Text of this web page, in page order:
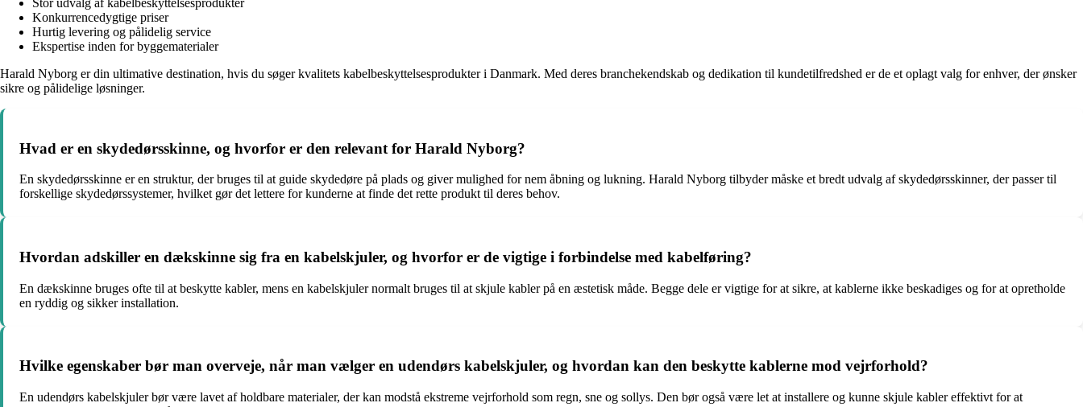
Konkurrencedygtige priser
Hurtig levering og pålidelig service
Ekspertise inden for byggematerialer
Harald Nyborg er din ultimative destination, hvis du søger kvalitets kabelbeskyttelsesprodukter i Danmark. Med deres branchekendskab og dedikation til kundetilfredshed er de et oplagt valg for enhver, der ønsker
sikre og pålidelige løsninger.
Hvad er en skydedørsskinne, og hvorfor er den relevant for Harald Nyborg?
En skydedørsskinne er en struktur, der bruges til at guide skydedøre på plads og giver mulighed for nem åbning og lukning. Harald Nyborg tilbyder måske et bredt udvalg af skydedørsskinner, der passer til
forskellige skydedørssystemer, hvilket gør det lettere for kunderne at finde det rette produkt til deres behov.
Hvordan adskiller en dækskinne sig fra en kabelskjuler, og hvorfor er de vigtige i forbindelse med kabelføring?
En dækskinne bruges ofte til at beskytte kabler, mens en kabelskjuler normalt bruges til at skjule kabler på en æstetisk måde. Begge dele er vigtige for at sikre, at kablerne ikke beskadiges og for at opretholde
en ryddig og sikker installation.
Hvilke egenskaber bør man overveje, når man vælger en udendørs kabelskjuler, og hvordan kan den beskytte kablerne mod vejrforhold?
En udendørs kabelskjuler bør være lavet af holdbare materialer, der kan modstå ekstreme vejrforhold som regn, sne og sollys. Den bør også være let at installere og kunne skjule kabler effektivt for at